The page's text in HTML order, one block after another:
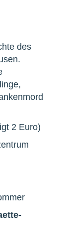
des
2 Euro)